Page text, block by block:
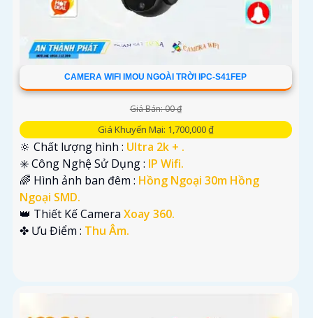
CAMERA WIFI IMOU NGOÀI TRỜI IPC-S41FEP
Giá Bán: 00 ₫
Giá Khuyến Mại: 1,700,000 ₫
🔆 Chất lượng hình : Ultra 2k + .
✳️ Công Nghệ Sử Dụng : IP Wifi.
🌈 Hình ảnh ban đêm : Hồng Ngoại 30m Hồng
Ngoại SMD.
👑 Thiết Kế Camera Xoay 360.
️✤ Ưu Điểm : Thu Âm.